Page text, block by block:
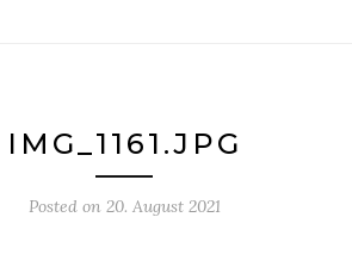
IMG_1161.JPG
Posted on 20. August 2021